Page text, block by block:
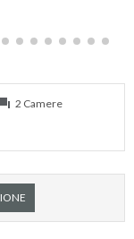
2 Camere